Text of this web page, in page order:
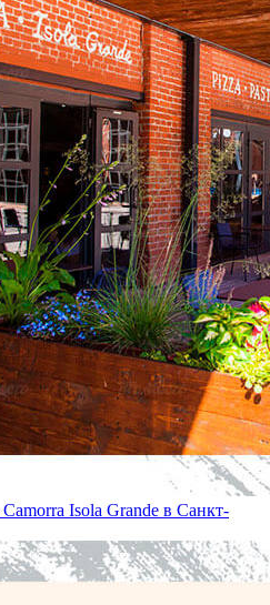
Isola Grande в Санкт-